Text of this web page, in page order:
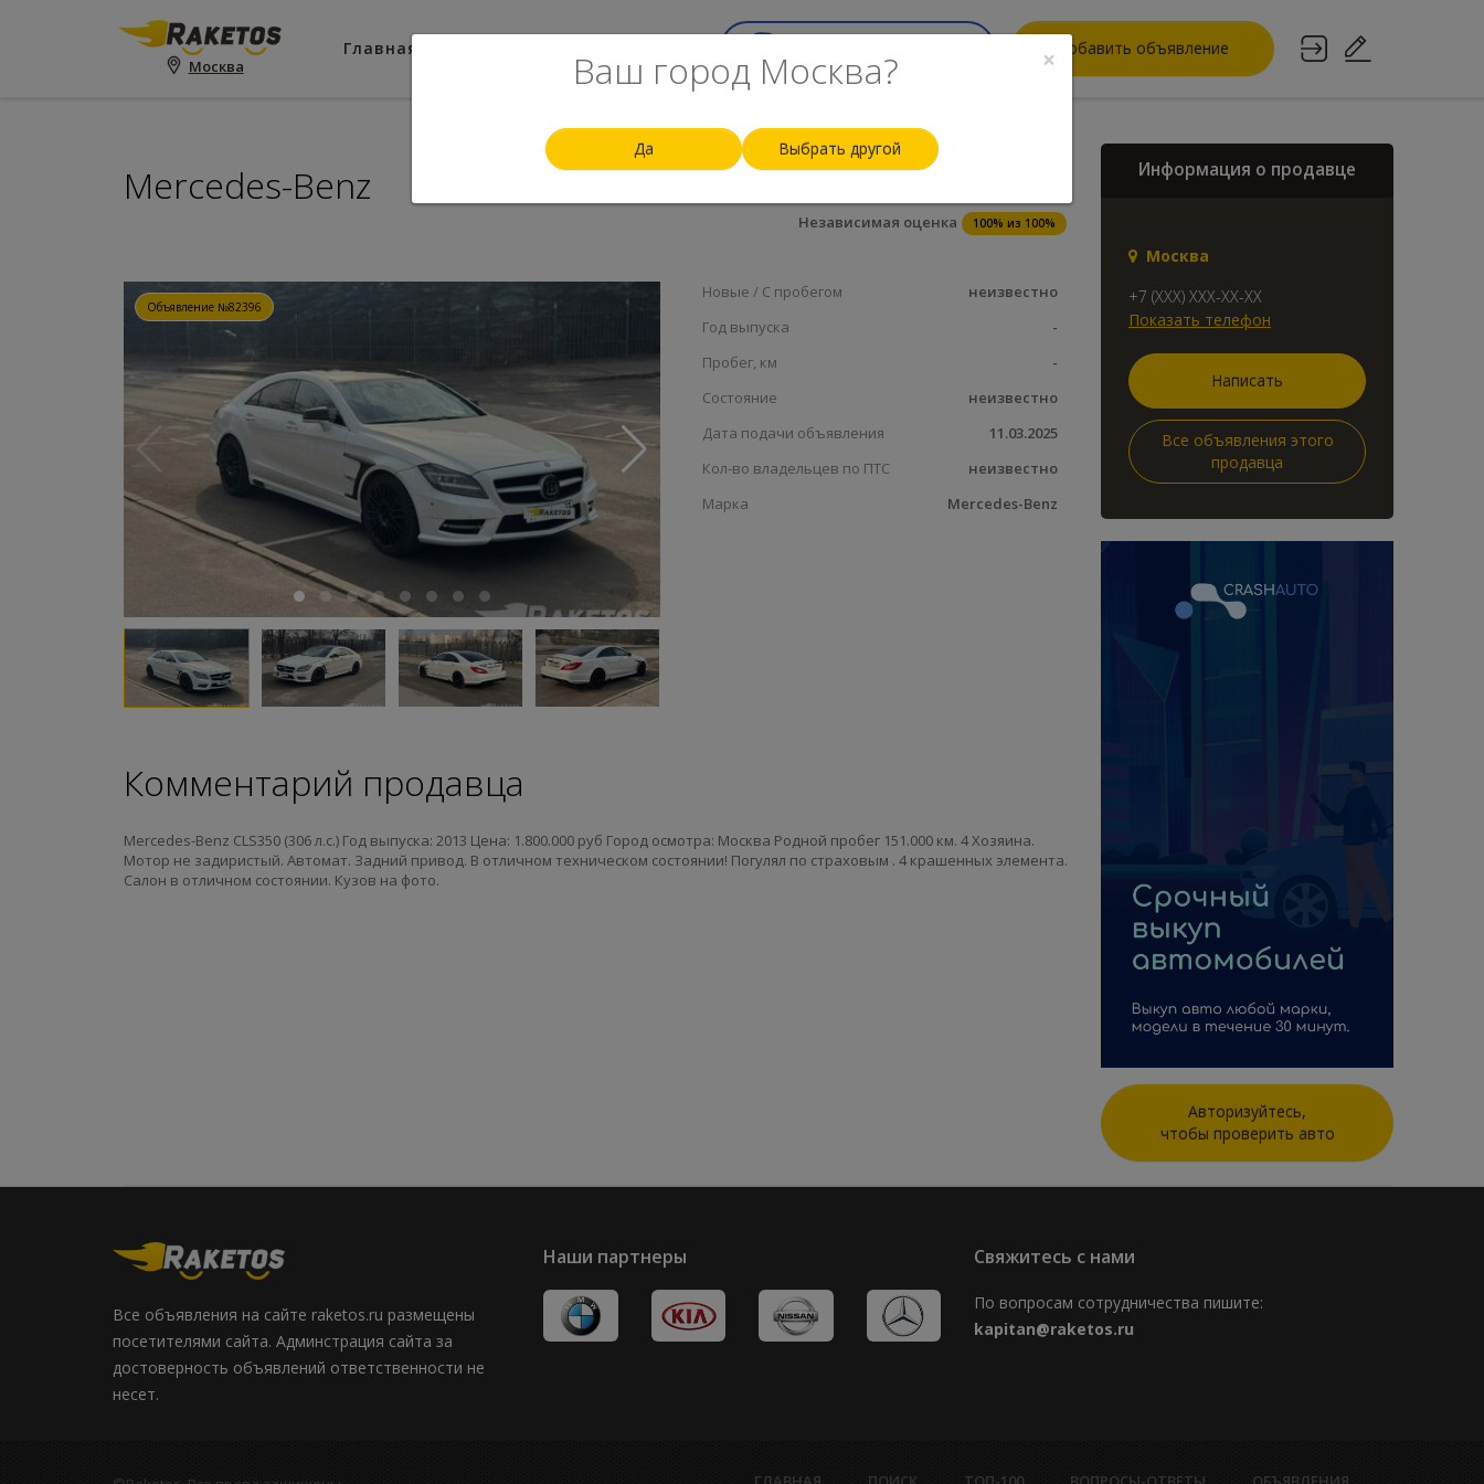
Москва
Главная Добавить объявление
Mercedes-Benz 1 800 000
Независимая оценка 100% из 100%
Объявление №82396
Новые / С пробегом
неизвестно
Год выпуска
-
Пробег, км
-
Состояние
неизвестно
Дата подачи объявления
11.03.2025
Кол-во владельцев по ПТС
неизвестно
Марка
Mercedes-Benz
Комментарий продавца
Mercedes-Benz CLS350 (306 л.с.) Год выпуска: 2013 Цена: 1.800.000 руб Город осмотра: Москва Родной пробег 151.000 км. 4 Хозяина.
Мотор не задиристый. Автомат. Задний привод. В отличном техническом состоянии! Погулял по страховым . 4 крашенных элемента.
Салон в отличном состоянии. Кузов на фото.
Информация о продавце
Москва
+7 (XXX) XXX-XX-XX
Показать телефон
Написать
Все объявления этого
продавца
Авторизуйтесь,
чтобы проверить авто
Все объявления на сайте raketos.ru размещены
посетителями сайта. Админстрация сайта за
достоверность объявлений ответственности не
несет.
Наши партнеры Свяжитесь с нами
По вопросам сотрудничества пишите:
kapitan@raketos.ru
×
Ваш город Москва?
Да Выбрать другой